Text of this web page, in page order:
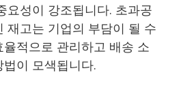
요성이 강조됩니다. 초과공
재고는 기업의 부담이 될 수
적으로 관리하고 배송 소
이 모색됩니다.